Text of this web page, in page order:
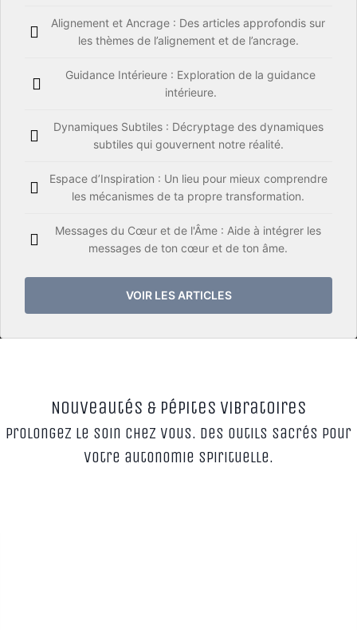
Alignement et Ancrage : Des articles approfondis sur
les thèmes de l’alignement et de l’ancrage.
Guidance Intérieure : Exploration de la guidance
intérieure.
Dynamiques Subtiles : Décryptage des dynamiques
subtiles qui gouvernent notre réalité.
Espace d’Inspiration : Un lieu pour mieux comprendre
les mécanismes de ta propre transformation.
Messages du Cœur et de l'Âme : Aide à intégrer les
messages de ton cœur et de ton âme.
VOIR LES ARTICLES
Nouveautés & Pépites Vibratoires
Prolongez le soin chez vous. Des outils sacrés pour
votre autonomie spirituelle.